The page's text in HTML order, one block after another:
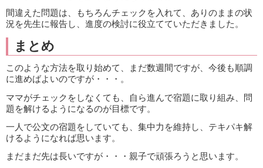
間違えた問題は、もちろんチェックを入れて、ありのままの状
況を先生に報告し、進度の検討に役立てていただきました。
まとめ
このような方法を取り始めて、まだ数週間ですが、今後も順調
に進めばよいのですが・・・。
ママがチェックをしなくても、自ら進んで宿題に取り組み、問
題を解けるようになるのが目標です。
一人で公文の宿題をしていても、集中力を維持し、テキパキ解
けるようになれば思います。
まだまだ先は長いですが・・・親子で頑張ろうと思います。